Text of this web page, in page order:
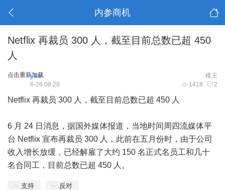
内参商机
Netflix 再裁员 300 人，截至目前总数已超 450
人
点击重新加载 楼主
yao
1418 2
6-26 08:28
Netflix 再裁员 300 人，截至目前总数已超 450 人
6 月 24 日消息，据国外媒体报道，当地时间周四流媒体平
台 Netflix 宣布再裁员 300 人，此前在五月份时，由于公司
收入增长放缓，已经解雇了大约 150 名正式名员工和几十
名合同工，目前总数已超 450 人。
支持 反对